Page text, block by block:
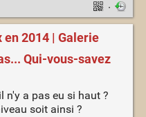
·
2014 | Galerie
Qui-vous-savez
n'y a pas eu si haut ?
soit ainsi ?